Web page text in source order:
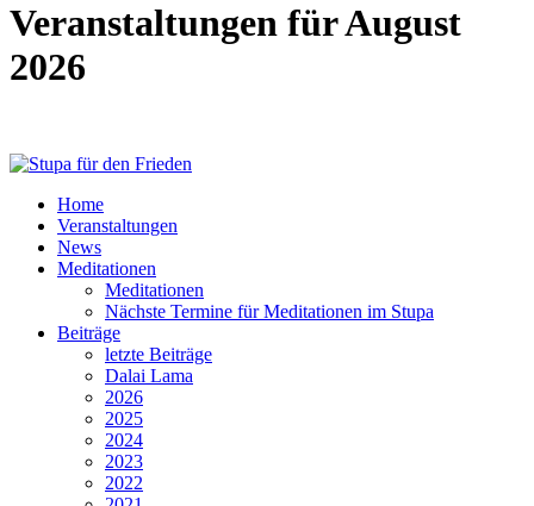
Veranstaltungen für August
2026
Home
Veranstaltungen
News
Meditationen
Meditationen
Nächste Termine für Meditationen im Stupa
Beiträge
letzte Beiträge
Dalai Lama
2026
2025
2024
2023
2022